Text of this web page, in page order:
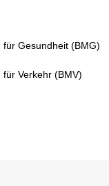
für Gesundheit (BMG)
Verkehr (BMV)